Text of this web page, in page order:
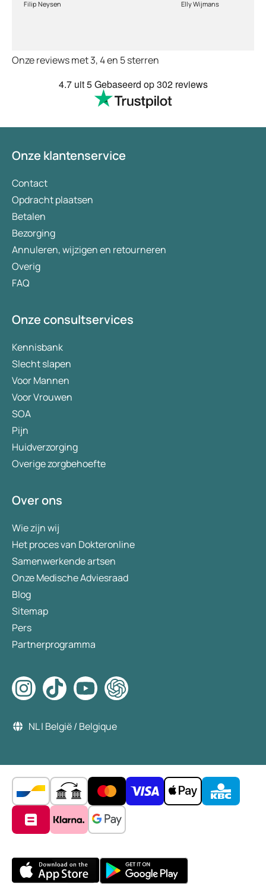
vriendelijkheid.Vermoedelijk
Filip Neysen Elly Wijmans
Onze reviews met 3, 4 en 5 sterren
4.7uit 5Gebaseerd op302 reviews
Onze klantenservice
Contact
Opdracht plaatsen
Betalen
Bezorging
Annuleren, wijzigen en retourneren
Overig
FAQ
Onze consultservices
Kennisbank
Slecht slapen
Voor Mannen
Voor Vrouwen
SOA
Pijn
Huidverzorging
Overige zorgbehoefte
Over ons
Wie zijn wij
Het proces van Dokteronline
Samenwerkende artsen
Onze Medische Adviesraad
Blog
Sitemap
Pers
Partnerprogramma
NL | België / Belgique